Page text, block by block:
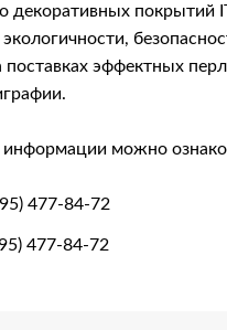
декоративных
эффектных
можно
477-84-72
477-84-72